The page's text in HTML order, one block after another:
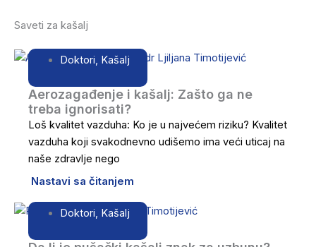
Saveti za kašalj
Doktori, Kašalj
Aerozagađenje i kašalj: Zašto ga ne
treba ignorisati?
Loš kvalitet vazduha: Ko je u najvećem riziku? Kvalitet
vazduha koji svakodnevno udišemo ima veći uticaj na
naše zdravlje nego
Nastavi sa čitanjem
Doktori, Kašalj